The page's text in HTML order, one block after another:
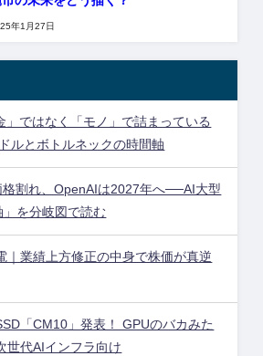
年1月27日
」ではなく「モノ」で詰まっている
ルとボトルネックの時間軸
格割れ、OpenAIは2027年へ──AI大型
を分岐図で読む
｜業績上方修正の中身で株価が真逆
「CM10」発表！ GPUのバカみた
世代AIインフラ向け